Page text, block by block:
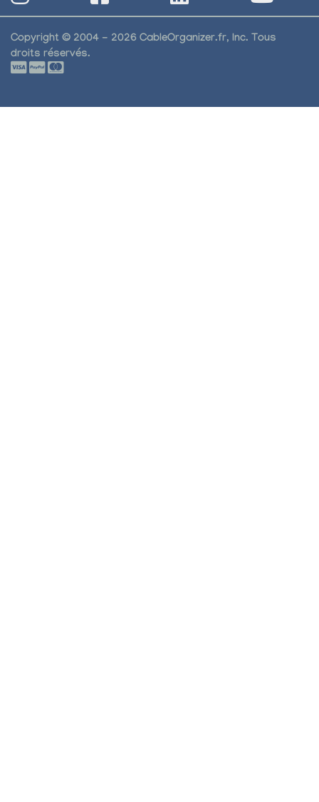
Copyright © 2004 - 2026 CableOrganizer.fr, Inc. Tous
droits réservés.